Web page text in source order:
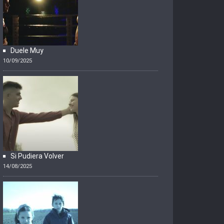
Duele Muy
10/09/2025
Si Pudiera Volver
14/08/2025